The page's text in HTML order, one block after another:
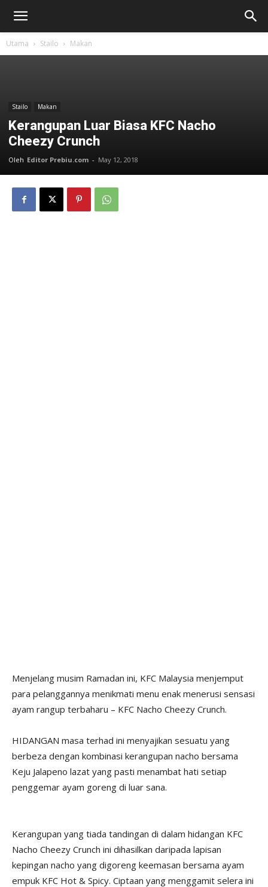
Utama Stailo Makan
Stailo Makan
Kerangupan Luar Biasa KFC Nacho
Cheezy Crunch
Oleh Editor Prebiu.com - May 12, 2018
Menjelang musim Ramadan ini, KFC Malaysia menjemput
para pelanggannya menikmati menu enak menerusi sensasi
ayam rangup terbaharu – KFC Nacho Cheezy Crunch.
HIDANGAN masa terhad ini menyajikan sesuatu yang
berbeza dengan kombinasi kerangupan nacho bersama
Keju Jalapeno lazat yang pasti menambat hati setiap
penggemar ayam goreng di luar sana.
Kerangupan yang tiada tandingan di dalam hidangan KFC
Nacho Cheezy Crunch ini dihasilkan daripada lapisan
kepingan nacho yang digoreng keemasan bersama ayam
empuk KFC Hot & Spicy. Ciptaan yang menggamit selera ini